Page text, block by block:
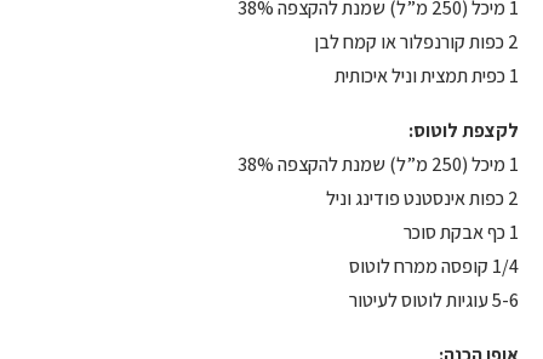
1 מיכל (250 מ”ל) שמנת להקצפה 38%
2 כפות קורנפלור או קמח לבן
1 כפית תמצית וניל איכותית
לקצפת לוטוס:
1 מיכל (250 מ”ל) שמנת להקצפה 38%
2 כפות אינסטנט פודינג וניל
1 כף אבקת סוכר
1/4 קופסה ממרח לוטוס
5-6 עוגיות לוטוס לעיטור